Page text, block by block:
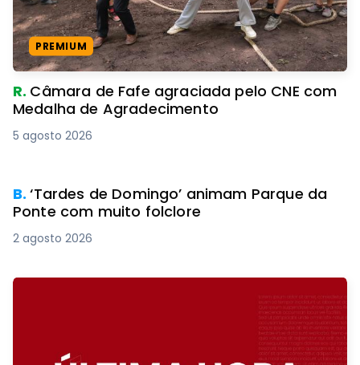
PREMIUM
R. Câmara de Fafe agraciada pelo CNE com
Medalha de Agradecimento
5 agosto 2026
B.‘Tardes de Domingo’ animam Parque da
Ponte com muito folclore
2 agosto 2026